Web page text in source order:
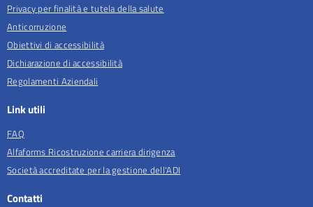
Privacy per finalità e tutela della salute
Anticorruzione
Obiettivi di accessibilità
Dichiarazione di accessibilità
Regolamenti Aziendali
Link utili
FAQ
Alfaforms Ricostruzione carriera dirigenza
Società accreditate per la gestione dell'ADI
Contatti